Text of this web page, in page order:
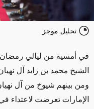
تحليل موجز
الشيخ محمد بن زايد آل
ومن بينهم شيوخ من آل
الإمارات تعرضت لاعتداء